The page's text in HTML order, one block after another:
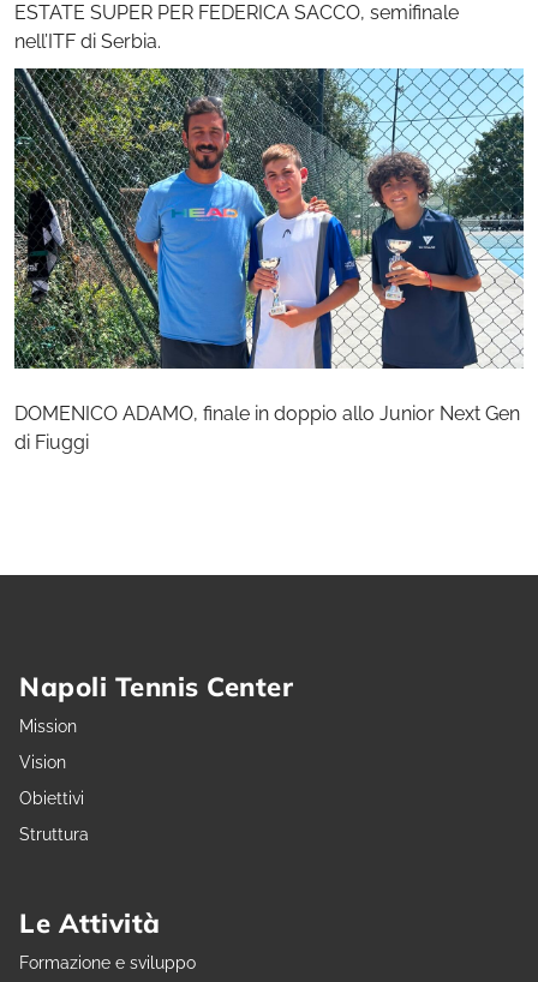
ESTATE SUPER PER FEDERICA SACCO, semifinale
nell’ITF di Serbia.
DOMENICO ADAMO, finale in doppio allo Junior Next Gen
di Fiuggi
Napoli Tennis Center
Mission
Vision
Obiettivi
Struttura
Le Attività
Formazione e sviluppo